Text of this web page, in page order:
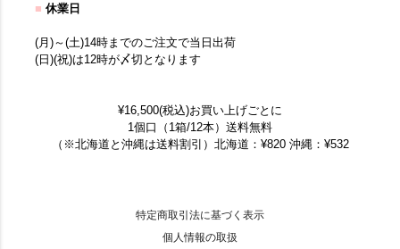
■ 休業日
(月)～(土)14時までのご注文で当日出荷
(日)(祝)は12時が〆切となります
¥16,500(税込)お買い上げごとに
1個口（1箱/12本）送料無料
（※北海道と沖縄は送料割引）北海道：¥820 沖縄：¥532
特定商取引法に基づく表示
個人情報の取扱